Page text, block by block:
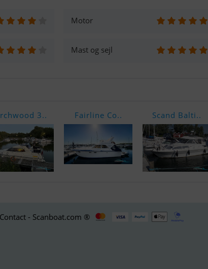
Motor
Mast og sejl
3.. Fairline Co.. Scand Balti..
- Scanboat.com ®